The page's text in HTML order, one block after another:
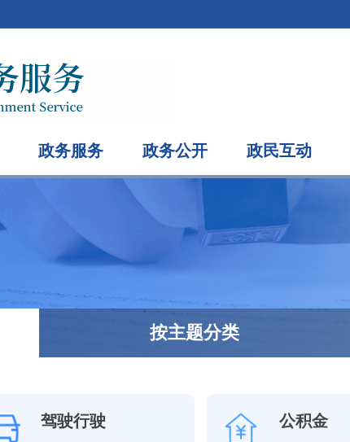
政务服务 政务公开 政民互动
按主题分类
驾驶行驶 公积金